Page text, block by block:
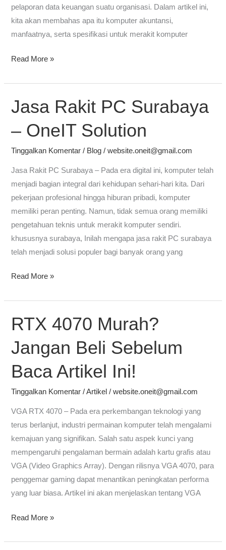
pelaporan data keuangan suatu organisasi. Dalam artikel ini,
kita akan membahas apa itu komputer akuntansi,
manfaatnya, serta spesifikasi untuk merakit komputer
Read More »
Jasa Rakit PC Surabaya
– OneIT Solution
Tinggalkan Komentar / Blog /website.oneit@gmail.com
Jasa Rakit PC Surabaya – Pada era digital ini, komputer telah
menjadi bagian integral dari kehidupan sehari-hari kita. Dari
pekerjaan profesional hingga hiburan pribadi, komputer
memiliki peran penting. Namun, tidak semua orang memiliki
pengetahuan teknis untuk merakit komputer sendiri.
khususnya surabaya, Inilah mengapa jasa rakit PC surabaya
telah menjadi solusi populer bagi banyak orang yang
Jasa
Rakit
–
OneIT
Solution
Read More »
RTX 4070 Murah?
Jangan Beli Sebelum
Baca Artikel Ini!
Tinggalkan Komentar /Artikel /website.oneit@gmail.com
VGA RTX 4070 – Pada era perkembangan teknologi yang
terus berlanjut, industri permainan komputer telah mengalami
kemajuan yang signifikan. Salah satu aspek kunci yang
mempengaruhi pengalaman bermain adalah kartu grafis atau
VGA (Video Graphics Array). Dengan rilisnya VGA 4070, para
penggemar gaming dapat menantikan peningkatan performa
yang luar biasa. Artikel ini akan menjelaskan tentang VGA
RTX
4070
Murah?
Beli
Artikel
Ini!
Read More »